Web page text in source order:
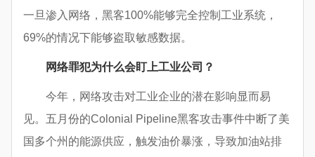
一旦渗入网络，黑客100%能够完全控制工业系统，
69%的情况下能够盗取敏感数据。
网络罪犯为什么会盯上工业公司？
今年，网络攻击对工业企业的潜在影响显而易
见。五月份的Colonial Pipeline黑客攻击事件中断了美
国多个州的能源供应，触发油价暴涨，导致加油站排